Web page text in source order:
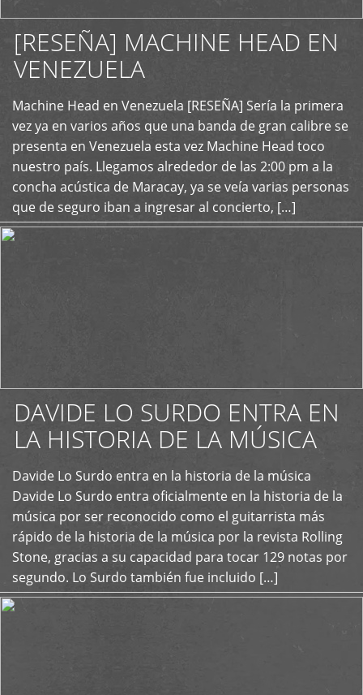
[RESEÑA] MACHINE HEAD EN
VENEZUELA
Machine Head en Venezuela [RESEÑA] Sería la primera
vez ya en varios años que una banda de gran calibre se
presenta en Venezuela esta vez Machine Head toco
nuestro país. Llegamos alrededor de las 2:00 pm a la
concha acústica de Maracay, ya se veía varias personas
que de seguro iban a ingresar al concierto, […]
+
DAVIDE LO SURDO ENTRA EN
LA HISTORIA DE LA MÚSICA
Davide Lo Surdo entra en la historia de la música
Davide Lo Surdo entra oficialmente en la historia de la
música por ser reconocido como el guitarrista más
rápido de la historia de la música por la revista Rolling
Stone, gracias a su capacidad para tocar 129 notas por
segundo. Lo Surdo también fue incluido […]
+